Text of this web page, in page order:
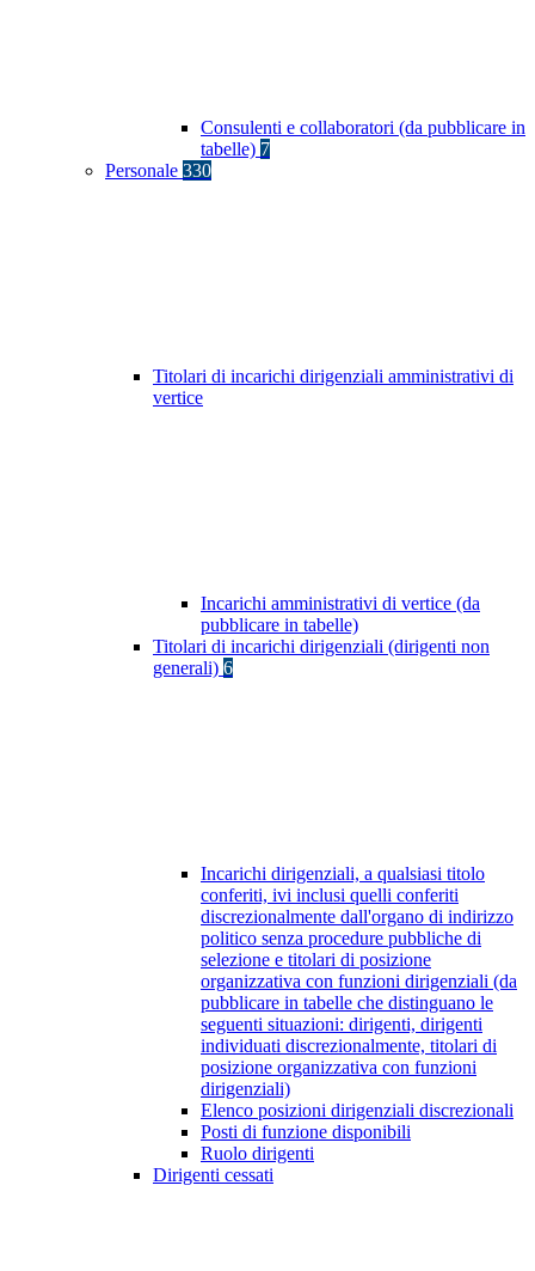
Consulenti e collaboratori (da pubblicare in
tabelle) 7
Personale 330
Titolari di incarichi dirigenziali amministrativi di
vertice
Incarichi amministrativi di vertice (da
pubblicare in tabelle)
Titolari di incarichi dirigenziali (dirigenti non
generali) 6
Incarichi dirigenziali, a qualsiasi titolo
conferiti, ivi inclusi quelli conferiti
discrezionalmente dall'organo di indirizzo
politico senza procedure pubbliche di
selezione e titolari di posizione
organizzativa con funzioni dirigenziali (da
pubblicare in tabelle che distinguano le
seguenti situazioni: dirigenti, dirigenti
individuati discrezionalmente, titolari di
posizione organizzativa con funzioni
dirigenziali)
Elenco posizioni dirigenziali discrezionali
Posti di funzione disponibili
Ruolo dirigenti
Dirigenti cessati